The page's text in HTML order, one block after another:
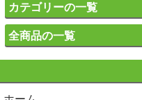
カテゴリーの一覧
全商品の一覧